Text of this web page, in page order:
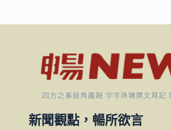
新聞觀點，暢所欲言